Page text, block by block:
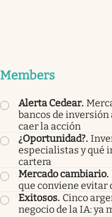
Members
Alerta Cedear.
bancos de inversión
caer la acción
¿Oportunidad?.
especialistas y qué
cartera
Mercado cambiario.
que conviene evitar
Exitosos. Cinco
negocio de la IA: ya